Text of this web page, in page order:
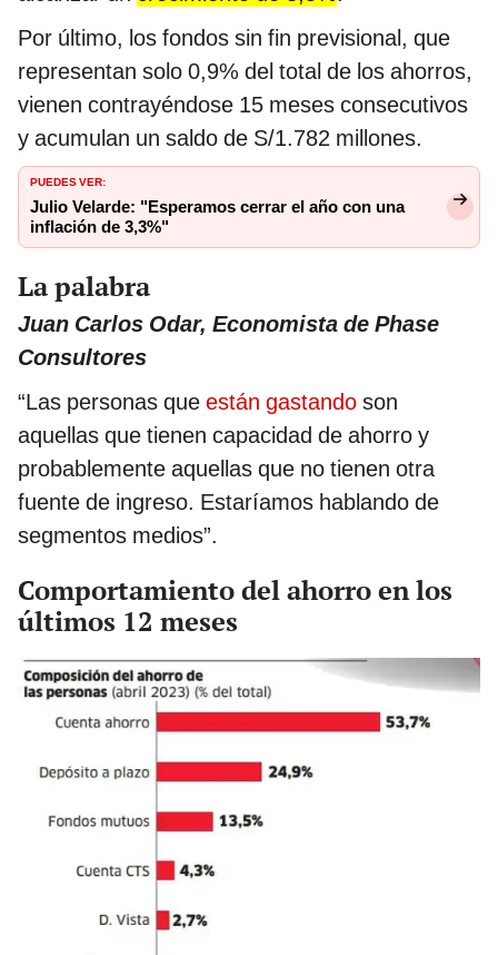
Por último, los fondos sin fin previsional, que
representan solo 0,9% del total de los ahorros,
vienen contrayéndose 15 meses consecutivos
y acumulan un saldo de S/1.782 millones.
PUEDES VER:
Julio Velarde: "Esperamos cerrar el año con una
inflación de 3,3%"
La palabra
Juan Carlos Odar, Economista de Phase
Consultores
“Las personas que están gastando son
aquellas que tienen capacidad de ahorro y
probablemente aquellas que no tienen otra
fuente de ingreso. Estaríamos hablando de
segmentos medios”.
Comportamiento del ahorro en los
últimos 12 meses